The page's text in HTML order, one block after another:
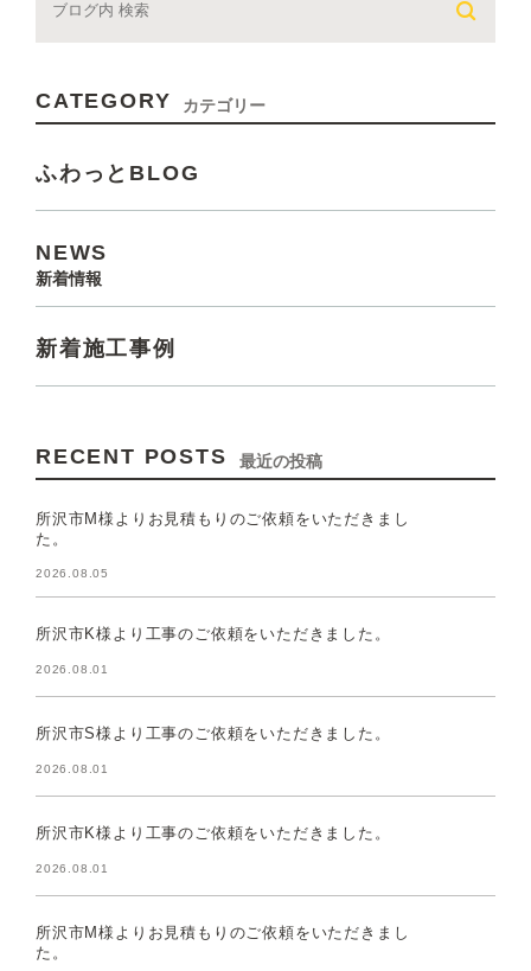
CATEGORY カテゴリー
ふわっとBLOG
NEWS
新着情報
新着施工事例
RECENT POSTS 最近の投稿
所沢市M様よりお見積もりのご依頼をいただきまし
た。
2026.08.05
所沢市K様より工事のご依頼をいただきました。
2026.08.01
所沢市S様より工事のご依頼をいただきました。
2026.08.01
所沢市K様より工事のご依頼をいただきました。
2026.08.01
所沢市M様よりお見積もりのご依頼をいただきまし
た。